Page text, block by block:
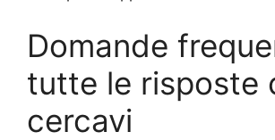
Domande
tutte le risposte
cercavi